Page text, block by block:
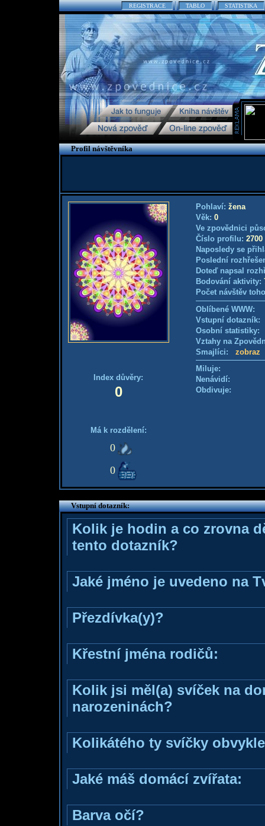
REGISTRACE TABLO STATISTIKA
Profil návštěvníka
Index důvěry:
0
Má k rozdělení:
0
0
Pohlaví: žena
Věk: 0
Ve zpovědnici
Číslo profilu: 2700
Naposledy se
Poslední
Doteď napsal
Bodování aktivity:
Počet návštěv
Oblíbené WWW:
Vstupní
Osobní
Vztahy na
Smajlíci: zobraz
Miluje:
Nenávidí:
Obdivuje:
Vstupní dotazník:
Kolik je hodin a co zrovna
tento dotazník?
Jaké jméno je uvedeno na
Přezdívka(y)?
Křestní jména rodičů:
Kolik jsi měl(a) svíček na
narozeninách?
Kolikátého ty svíčky
Jaké máš domácí zvířata:
Barva očí?